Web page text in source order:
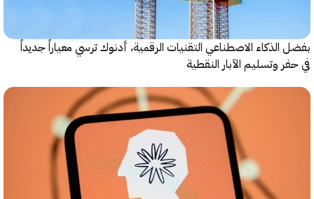
الاصطناعي التقنيات الرقمية، أدنوك ترسي معياراً جديداً
وتسليم الآبار النقطية